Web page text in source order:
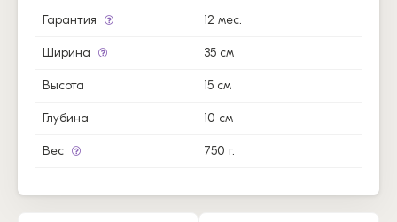
Гарантия 12 мес.
Ширина 35 см
Высота 15 см
Глубина 10 см
Вес 750 г.